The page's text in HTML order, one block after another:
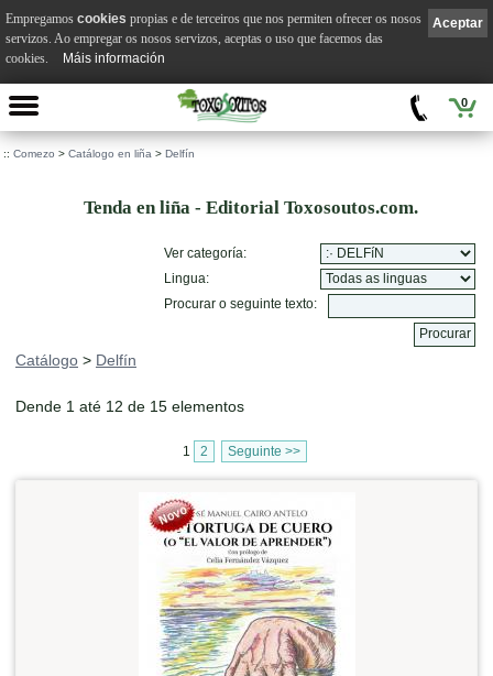
0
:: Comezo > Catálogo en liña > Delfín
Tenda en liña - Editorial Toxosoutos.com.
Ver categoría:
Lingua:
Procurar o seguinte texto:
Catálogo > Delfín
Dende 1 até 12 de 15 elementos
1 2 Seguinte >>
Aceptar
Empregamos cookies propias e de terceiros que nos permiten ofrecer os nosos
servizos. Ao empregar os nosos servizos, aceptas o uso que facemos das
cookies.
Máis información